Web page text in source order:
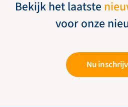
Bekijk het laatste
voor onze
Nu